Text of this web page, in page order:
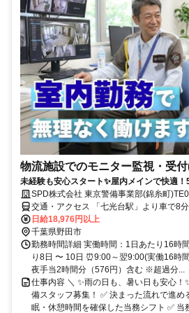
物流施設でのモニター監視・受
未経験も安心スタート✨屋内メインで快適
SPD株式会社 東京警備事業部(錦糸町
交通・アクセス 「七光台駅」より車で8分
日給18,976円以上
千葉県野田市
勤務時間詳細 実働時間：1日あたり16時
り8日 〜 10日 ⏰9:00～翌9:00(実働16時
夜手当2時間分（576円）含む ※超過分...
仕事内容 ＼ ✨雨の日も、暑い日も安心！
備スタッフ募集！ ✅ 決まった流れで進め
眠・休憩時間を確保した当務シフト ✅ 当